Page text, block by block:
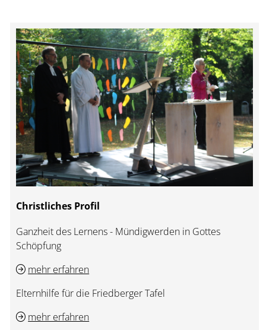
Christliches Profil
Ganzheit des Lernens - Mündigwerden in Gottes
Schöpfung
mehr erfahren
Elternhilfe für die Friedberger Tafel
mehr erfahren